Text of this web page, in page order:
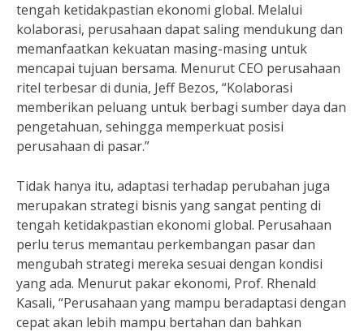
tengah ketidakpastian ekonomi global. Melalui
kolaborasi, perusahaan dapat saling mendukung dan
memanfaatkan kekuatan masing-masing untuk
mencapai tujuan bersama. Menurut CEO perusahaan
ritel terbesar di dunia, Jeff Bezos, “Kolaborasi
memberikan peluang untuk berbagi sumber daya dan
pengetahuan, sehingga memperkuat posisi
perusahaan di pasar.”
Tidak hanya itu, adaptasi terhadap perubahan juga
merupakan strategi bisnis yang sangat penting di
tengah ketidakpastian ekonomi global. Perusahaan
perlu terus memantau perkembangan pasar dan
mengubah strategi mereka sesuai dengan kondisi
yang ada. Menurut pakar ekonomi, Prof. Rhenald
Kasali, “Perusahaan yang mampu beradaptasi dengan
cepat akan lebih mampu bertahan dan bahkan